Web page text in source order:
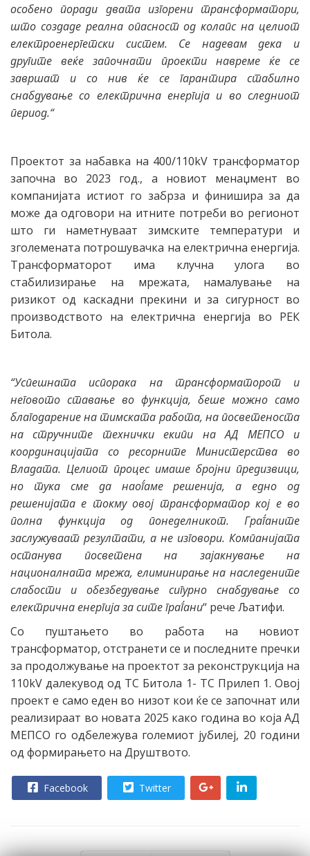
особено поради двата изгорени трансформатори,
што создаде реална опасност од колапс на целиот
електроенергетски систем.
Се надевам дека и
другите веќе започнати проекти навреме ќе се
завршат и со нив ќе се гарантира стабилно
снабдување со електрична енергија и во следниот
период.“
Проектот за набавка на 400/110kV трансформатор
започна во 2023 год., а новиот менаџмент во
компанијата истиот го забрза и финишира за да
може да одговори на итните потреби во регионот
што ги наметнуваат зимските температури и
зголемената потрошувачка на електрична енергија.
Трансформаторот има клучна улога во
стабилизирање на мрежата, намалување на
ризикот од каскадни прекини и за сигурност во
производството на електрична енергија во РЕК
Битола.
“Успешната испорака на трансформаторот и
неговото ставање во функција, беше можно само
благодарение на тимската работа, на посветеноста
на стручните технички екипи на АД МЕПСО и
координацијата со ресорните Министерства во
Владата. Целиот процес имаше бројни предизвици,
но тука сме да наоѓаме решенија, а едно од
решенијата е токму овој трансформатор кој е во
полна функција од понеделникот. Граѓаните
заслужуваат резултати, а не изговори. Компанијата
останува посветена на зајакнување на
националната мрежа, елиминирање на наследените
слабости и обезбедување сигурно снабдување со
електрична енергија за сите граѓани“ рече Љатифи.
Со пуштањето во работа на новиот
трансформатор, отстранети се и последните пречки
за продолжување на проектот за реконструкција на
110kV далекувод од ТС Битола 1- ТС Прилеп 1. Овој
проект е само еден во низот кои ќе се започнат или
реализираат во новата 2025 како година во која АД
МЕПСО го одбележува големиот јубилеј, 20 години
од формирањето на Друштвото.
Facebook Twitter